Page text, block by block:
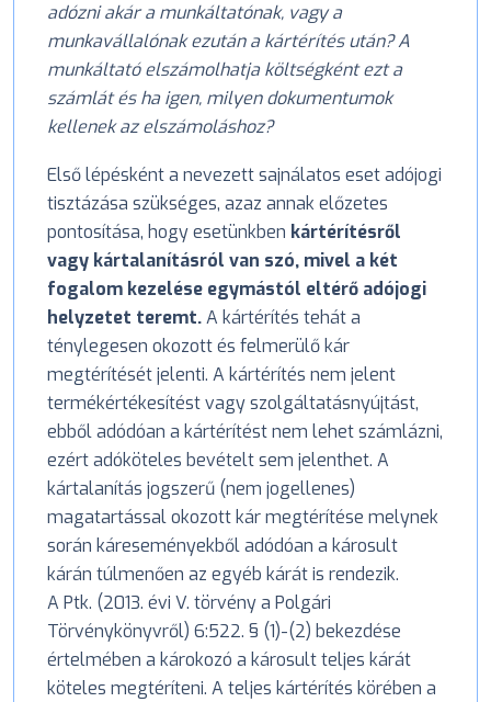
adózni akár a munkáltatónak, vagy a
munkavállalónak ezután a kártérítés után? A
munkáltató elszámolhatja költségként ezt a
számlát és ha igen, milyen dokumentumok
kellenek az elszámoláshoz?
Első lépésként a nevezett sajnálatos eset adójogi
tisztázása szükséges, azaz annak előzetes
pontosítása, hogy esetünkben kártérítésről
vagy kártalanításról van szó, mivel a két
fogalom kezelése egymástól eltérő adójogi
helyzetet teremt.A kártérítés tehát a
ténylegesen okozott és felmerülő kár
megtérítését jelenti. A kártérítés nem jelent
termékértékesítést vagy szolgáltatásnyújtást,
ebből adódóan a kártérítést nem lehet számlázni,
ezért adóköteles bevételt sem jelenthet. A
kártalanítás jogszerű (nem jogellenes)
magatartással okozott kár megtérítése melynek
során káreseményekből adódóan a károsult
kárán túlmenően az egyéb kárát is rendezik.
A Ptk. (2013. évi V. törvény a Polgári
Törvénykönyvről) 6:522. § (1)-(2) bekezdése
értelmében a károkozó a károsult teljes kárát
köteles megtéríteni. A teljes kártérítés körében a